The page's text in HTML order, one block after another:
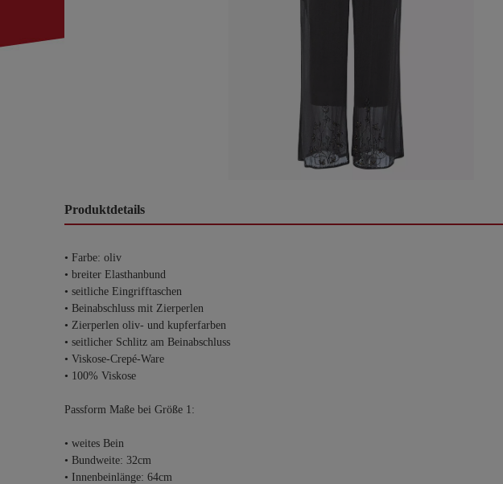
Produktdetails
• Farbe: oliv
• breiter Elasthanbund
• seitliche Eingrifftaschen
• Beinabschluss mit Zierperlen
• Zierperlen oliv- und kupferfarben
• seitlicher Schlitz am Beinabschluss
• Viskose-Crepé-Ware
• 100% Viskose
Passform Maße bei Größe 1:
• weites Bein
• Bundweite: 32cm
• Innenbeinlänge: 64cm